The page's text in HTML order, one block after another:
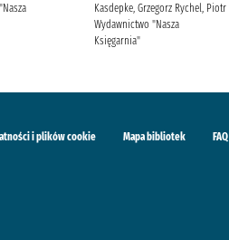
Kasdepke, Grzegorz Rychel, Piotr
Wydawnictwo "Nasza
Księgarnia"
i plików cookie Mapa bibliotek FAQ